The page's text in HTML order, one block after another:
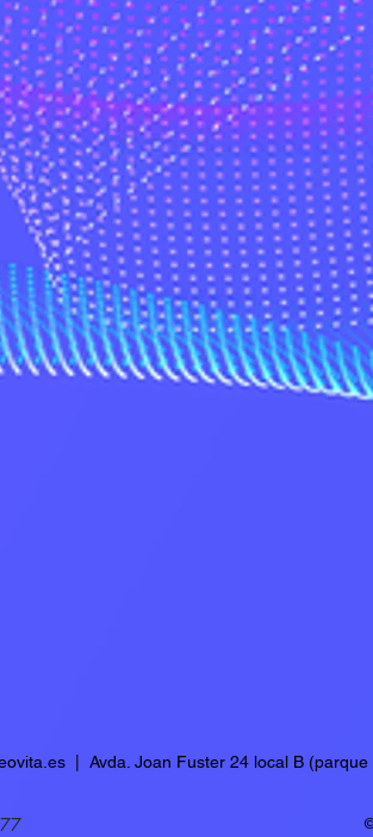
| Avda. Joan Fuster 24 local B (parque